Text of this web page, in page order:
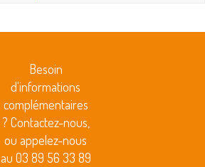
Besoin
d'informations
complémentaires
? Contactez-nous,
ou appelez-nous
au 03 89 56 33 89